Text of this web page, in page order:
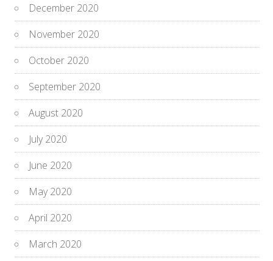
December 2020
November 2020
October 2020
September 2020
August 2020
July 2020
June 2020
May 2020
April 2020
March 2020